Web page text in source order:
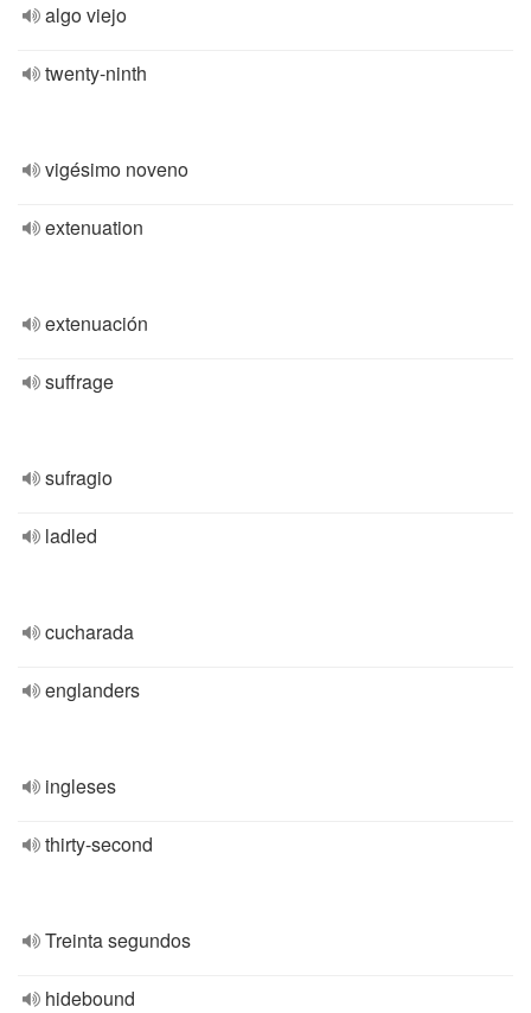
algo viejo
twenty-ninth
vigésimo noveno
extenuation
extenuación
suffrage
sufragio
ladled
cucharada
englanders
ingleses
thirty-second
Treinta segundos
hidebound